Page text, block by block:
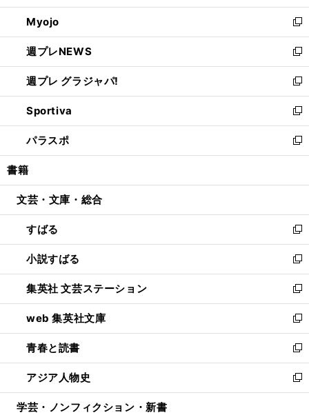
開
く
ウ
で
開
く
ン
ド
ウ
で
開
く
ウ
ィ
ン
ド
ウ
で
開
く
Myojo
新
し
い
ウ
ィ
ン
ド
ウ
で
開
週プレNEWS
新
し
い
ウ
ィ
ン
ド
ウ
開
週プレ グラジャパ!
新
し
い
ウ
ィ
ン
ウ
開
く
Sportiva
新
し
い
ウ
ン
ウ
で
開
く
パラスポ
新
し
ウ
ン
ド
ウ
で
開
く
書籍
文芸・文庫・総合
すばる
新
し
い
ウ
ィ
ン
ド
ウ
で
開
く
小説すばる
新
し
い
ウ
ィ
ン
ド
ウ
で
開
集英社 文芸ステーション
新
し
い
ウ
ィ
ン
ド
ウ
web 集英社文庫
新
し
い
ウ
ィ
ン
青春と読書
新
し
い
ウ
アジア人物史
新
し
学芸・ノンフィクション・新書